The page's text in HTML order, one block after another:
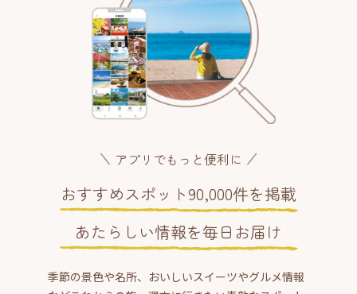
アプリでもっと便利に
おすすめスポット90,000件を掲載
あたらしい情報を毎日お届け
季節の景色や名所、おいしいスイーツやグルメ情報